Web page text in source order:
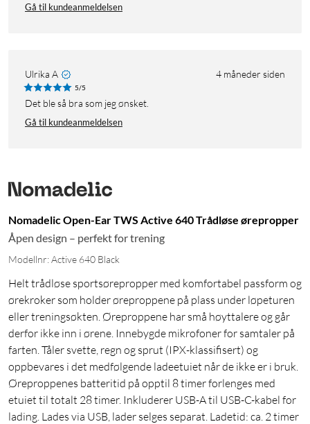
Gå til kundeanmeldelsen
Ulrika A 4 måneder siden
5/5
Det ble så bra som jeg ønsket.
Gå til kundeanmeldelsen
Nomadelic Open-Ear TWS Active 640 Trådløse ørepropper
Åpen design – perfekt for trening
Modellnr: Active 640 Black
Helt trådløse sportsørepropper med komfortabel passform og
ørekroker som holder øreproppene på plass under løpeturen
eller treningsøkten. Øreproppene har små høyttalere og går
derfor ikke inn i ørene. Innebygde mikrofoner for samtaler på
farten. Tåler svette, regn og sprut (IPX-klassifisert) og
oppbevares i det medfølgende ladeetuiet når de ikke er i bruk.
Øreproppenes batteritid på opptil 8 timer forlenges med
etuiet til totalt 28 timer. Inkluderer USB-A til USB-C-kabel for
lading. Lades via USB, lader selges separat. Ladetid: ca. 2 timer